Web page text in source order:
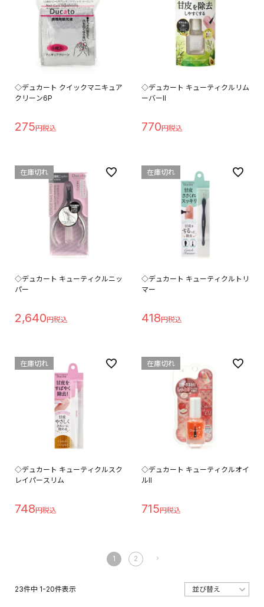
◇デュカート クイックマニキュア
クリーン6P
275
◇デュカート キューティクルリム
ーバーII
770
◇デュカート キューティクルニッ
パー
2,640
在庫切れ
◇デュカート キューティクルトリ
マー
418
在庫切れ
◇デュカート キューティクルスク
レイパースリム
748
在庫切れ
◇デュカート キューティクルオイ
ルII
715
在庫切れ
23件中 1-20件表示
1 2